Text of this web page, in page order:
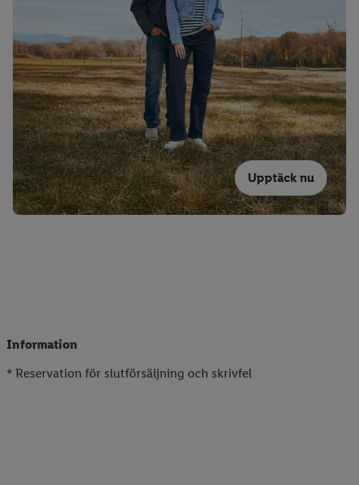
Upptäck nu
Information
* Reservation för slutförsäljning och skrivfel